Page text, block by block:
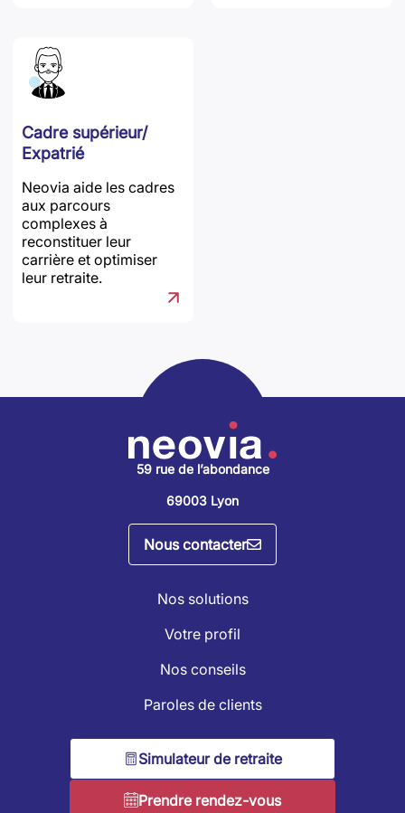
Cadre supérieur/
Expatrié
Neovia aide les cadres
aux parcours
complexes à
reconstituer leur
carrière et optimiser
leur retraite.
59 rue de l’abondance
69003 Lyon
Nous contacter
Nos solutions
Votre profil
Nos conseils
Paroles de clients
Simulateur de retraite
Prendre rendez-vous